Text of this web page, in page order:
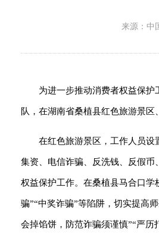
来源：中
为进一步推动消费者权益保
队，在湖南省桑植县红色旅游景
在红色旅游景区，工作人员
集资、电信诈骗、反洗钱、反假
权益保护工作。在桑植县马合口学
骗”“中奖诈骗”等陷阱，切实提高
会掉馅饼，防范诈骗须谨慎”“严